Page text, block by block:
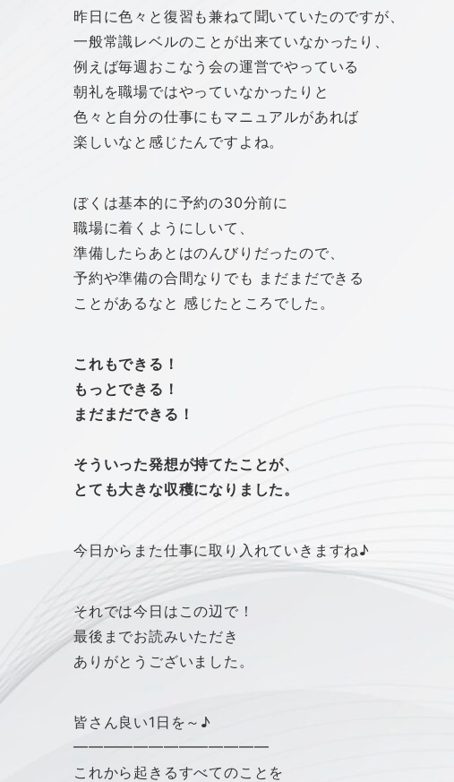
昨日に色々と復習も兼ねて聞いていたのですが、
一般常識レベルのことが出来ていなかったり、
例えば毎週おこなう会の運営でやっている
朝礼を職場ではやっていなかったりと
色々と自分の仕事にもマニュアルがあれば
楽しいなと感じたんですよね。
ぼくは基本的に予約の30分前に
職場に着くようにしいて、
準備したらあとはのんびりだったので、
予約や準備の合間なりでも まだまだできる
ことがあるなと 感じたところでした。
これもできる！
もっとできる！
まだまだできる！
そういった発想が持てたことが、
とても大きな収穫になりました。
今日からまた仕事に取り入れていきますね♪
それでは今日はこの辺で！
最後までお読みいただき
ありがとうございました。
皆さん良い1日を～♪
━━━━━━━━━━━━━
これから起きるすべてのことを